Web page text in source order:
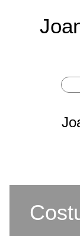
Sobre